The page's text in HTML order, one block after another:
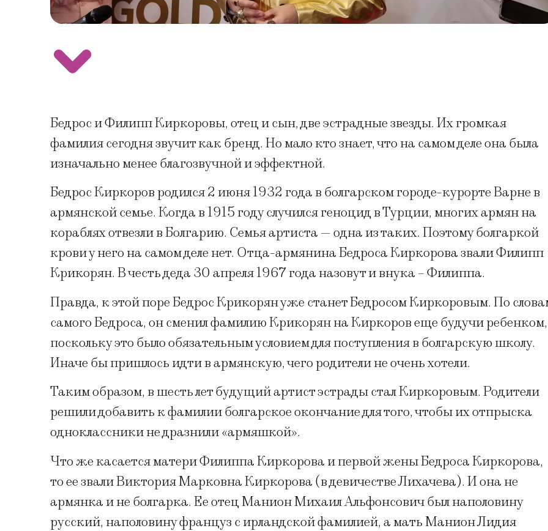
Бедрос и Филипп Киркоровы, отец и сын, две эстрадные звезды. Их громкая
фамилия сегодня звучит как бренд. Но мало кто знает, что на самом деле она была
изначально менее благозвучной и эффектной.
Бедрос Киркоров родился 2 июня 1932 года в болгарском городе-курорте Варне в
армянской семье. Когда в 1915 году случился геноцид в Турции, многих армян на
кораблях отвезли в Болгарию. Семья артиста — одна из таких. Поэтому болгаркой
крови у него на самом деле нет. Отца-армянина Бедроса Киркорова звали Филипп
Крикорян. В честь деда 30 апреля 1967 года назовут и внука – Филиппа.
Правда, к этой поре Бедрос Крикорян уже станет Бедросом Киркоровым. По
самого Бедроса, он сменил фамилию Крикорян на Киркоров еще будучи ребенком,
поскольку это было обязательным условием для поступления в болгарскую школу.
Иначе бы пришлось идти в армянскую, чего родители не очень хотели.
Таким образом, в шесть лет будущий артист эстрады стал Киркоровым. Родители
решили добавить к фамилии болгарское окончание для того, чтобы их отпрыска
одноклассники не дразнили «армяшкой».
Что же касается матери Филиппа Киркорова и первой жены Бедроса Киркорова,
то ее звали Виктория Марковна Киркорова (в девичестве Лихачева). И она не
армянка и не болгарка. Ее отец Манион Михаил Альфонсович был наполовину
русский, наполовину француз с ирландской фамилией, а мать Манион Лидия